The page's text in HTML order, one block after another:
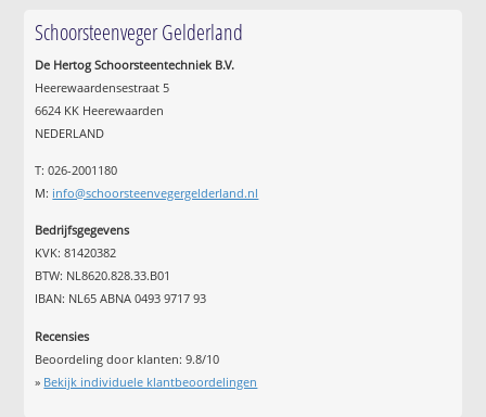
Schoorsteenveger Gelderland
De Hertog Schoorsteentechniek B.V.
Heerewaardensestraat 5
6624 KK Heerewaarden
NEDERLAND
T: 026-2001180
M: info@schoorsteenvegergelderland.nl
Bedrijfsgegevens
KVK: 81420382
BTW: NL8620.828.33.B01
IBAN: NL65 ABNA 0493 9717 93
Recensies
Beoordeling door klanten:9.8/10
» Bekijk individuele klantbeoordelingen